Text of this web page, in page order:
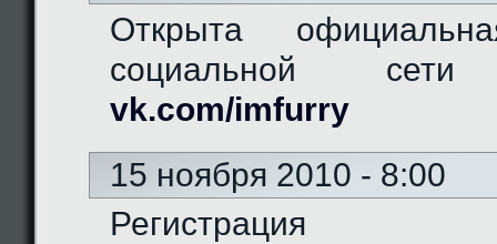
Открыта
социальной сети
vk.com/imfurry
15 ноября 2010 - 8:00
Регистрация